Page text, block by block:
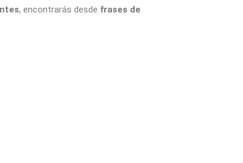
, encontrarás desde frases de